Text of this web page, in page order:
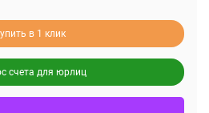
в 1 клик
счета для юрлиц